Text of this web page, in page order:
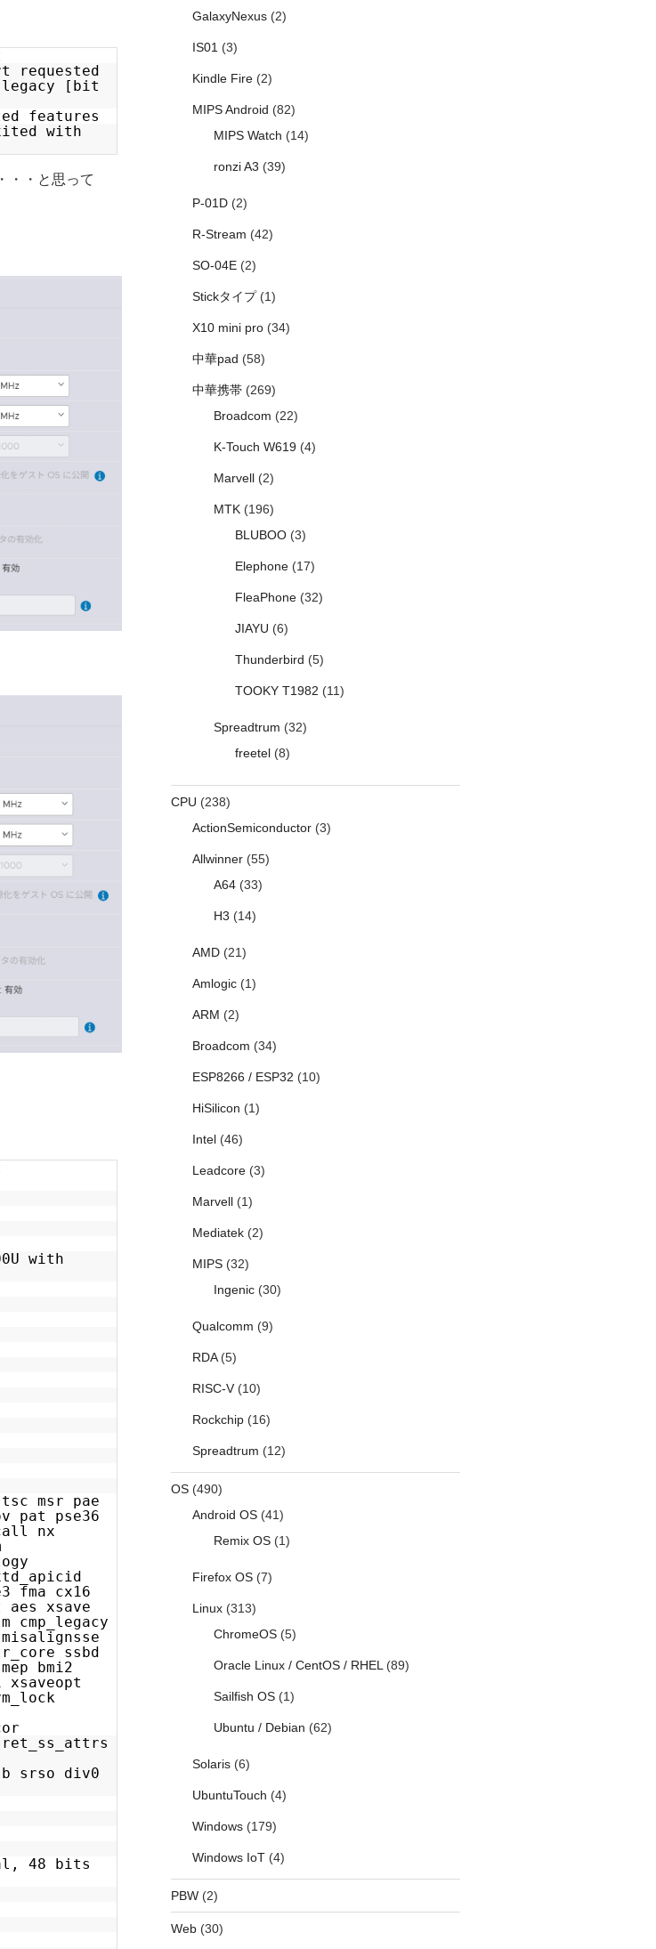
requested
legacy [bit
features
with
・・と思って
with
msr pae
pat pse36
nx
fma cx16
aes xsave
cmp_legacy
ssbd
bmi2
xsaveopt
srso div0
48 bits
GalaxyNexus(2)
IS01 (3)
Kindle Fire(2)
MIPS Android (82)
MIPS Watch (14)
ronzi A3 (39)
P-01D(2)
R-Stream (42)
SO-04E(2)
Stickタイプ(1)
X10 mini pro(34)
中華pad (58)
中華携帯(269)
Broadcom (22)
K-Touch W619(4)
Marvell(2)
MTK(196)
BLUBOO(3)
Elephone(17)
FleaPhone(32)
JIAYU (6)
Thunderbird (5)
TOOKY T1982 (11)
Spreadtrum (32)
freetel(8)
CPU (238)
ActionSemiconductor(3)
Allwinner(55)
A64(33)
H3 (14)
AMD(21)
Amlogic(1)
ARM (2)
Broadcom (34)
ESP8266 / ESP32 (10)
HiSilicon (1)
Intel(46)
Leadcore(3)
Marvell(1)
Mediatek(2)
MIPS(32)
Ingenic(30)
Qualcomm (9)
RDA(5)
RISC-V(10)
Rockchip(16)
Spreadtrum (12)
OS(490)
Android OS(41)
Remix OS(1)
Firefox OS(7)
Linux(313)
ChromeOS(5)
Oracle Linux / CentOS / RHEL (89)
Sailfish OS(1)
Ubuntu / Debian (62)
Solaris(6)
UbuntuTouch (4)
Windows(179)
Windows IoT(4)
PBW(2)
Web(30)